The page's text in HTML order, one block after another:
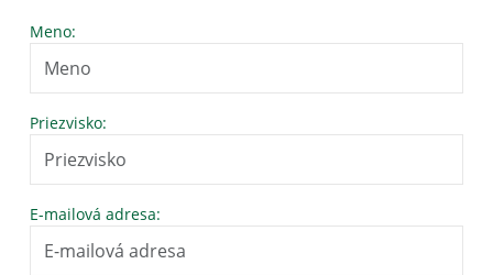
Meno:
Priezvisko:
E-mailová adresa: